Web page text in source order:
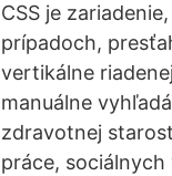
CSS je
prípadoch,
vertikálne
manuálne
zdravotnej
práce,